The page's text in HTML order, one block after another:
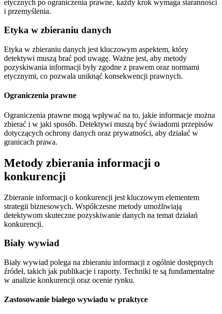
etycznych po ograniczenia prawne, każdy krok wymaga staranności
i przemyślenia.
Etyka w zbieraniu danych
Etyka w zbieraniu danych jest kluczowym aspektem, który
detektywi muszą brać pod uwagę. Ważne jest, aby metody
pozyskiwania informacji były zgodne z prawem oraz normami
etycznymi, co pozwala uniknąć konsekwencji prawnych.
Ograniczenia prawne
Ograniczenia prawne mogą wpływać na to, jakie informacje można
zbierać i w jaki sposób. Detektywi muszą być świadomi przepisów
dotyczących ochrony danych oraz prywatności, aby działać w
granicach prawa.
Metody zbierania informacji o
konkurencji
Zbieranie informacji o konkurencji jest kluczowym elementem
strategii biznesowych. Współczesne metody umożliwiają
detektywom skuteczne pozyskiwanie danych na temat działań
konkurencji.
Biały wywiad
Biały wywiad polega na zbieraniu informacji z ogólnie dostępnych
źródeł, takich jak publikacje i raporty. Techniki te są fundamentalne
w analizie konkurencji oraz ocenie rynku.
Zastosowanie białego wywiadu w praktyce